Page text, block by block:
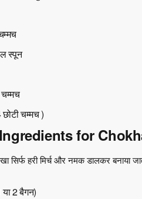
स्पून
चम्मच )
Ingredients for
सिर्फ हरी मिर्च और नमक डालकर बनाया
2 बैगन)